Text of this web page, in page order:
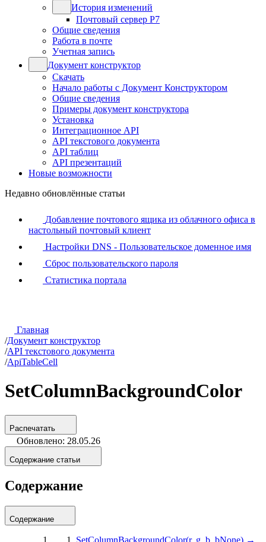
История изменений
Почтовый сервер Р7
Общие сведения
Работа в почте
Учетная запись
Документ конструктор
Скачать
Начало работы с Документ Конструктором
Общие сведения
Примеры документ конструктора
Установка
Интеграционное API
API текстового документа
API таблиц
API презентаций
Новые возможности
Недавно обновлённые статьи
Добавление почтового ящика из облачного офиса в
настольный почтовый клиент
Настройки DNS - Пользовательское доменное имя
Сброс пользовательского пароля
Статистика портала
Главная
/Документ конструктор
/API текстового документа
/ApiTableCell
SetColumnBackgroundColor
Распечатать
Обновлено: 28.05.26
Содержание статьи
Содержание
Содержание
SetColumnBackgroundColor(r, g, b, bNone) →